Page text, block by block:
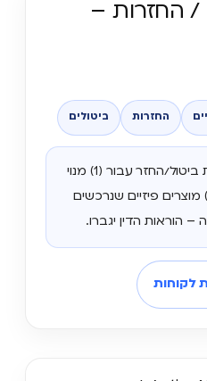
/ החזרות –
החזרות ביטולים
בעמוד זה תמצאו מדיניות ביטול/החזר עבור (1) מנוי
דיגיטלי לתכני האתר ו-(2) מוצרים פיזיים שנרכשים
הוראות הדין יגברו.
לקוחות